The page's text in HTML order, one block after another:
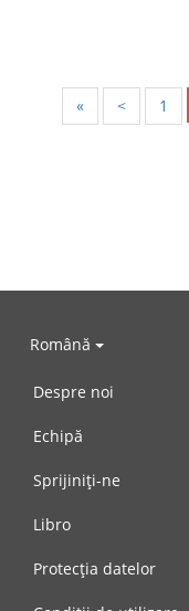
« < 1
Română
Despre noi
Echipă
Sprijiniți-ne
Libro
Protecția datelor